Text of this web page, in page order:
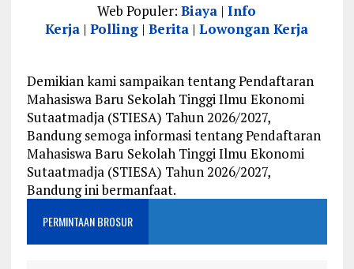
Web Populer:Biaya |Info
Kerja |Polling |Berita |Lowongan Kerja
Demikian kami sampaikan tentang Pendaftaran
Mahasiswa Baru Sekolah Tinggi Ilmu Ekonomi
Sutaatmadja (STIESA) Tahun 2026/2027,
Bandung semoga informasi tentang Pendaftaran
Mahasiswa Baru Sekolah Tinggi Ilmu Ekonomi
Sutaatmadja (STIESA) Tahun 2026/2027,
Bandung ini bermanfaat.
PERMINTAAN BROSUR